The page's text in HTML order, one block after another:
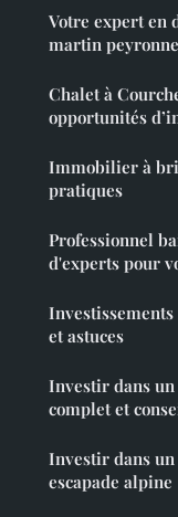
Votre expert en
martin
Chalet à
opportunités
Immobilier à
pratiques
Professionnel
d'experts pour
et astuces
Investir dans
complet et
Investir dans
escapade alpine